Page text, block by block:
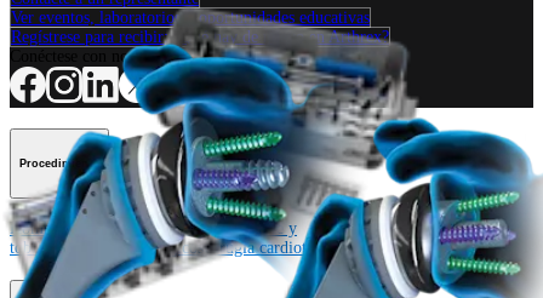
Ver eventos, laboratorios y oportunidades educativas
Regístrese para recibir: ¿Qué hay de nuevo en Arthrex?
Conéctese con nosotros
Procedimiento
Hombro RodillaCodoMano y muñecaPie y
tobillo Cadera OrtobiológicosCirugía cardiotorácica Columna vertebral